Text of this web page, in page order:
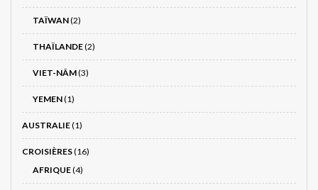
TAÏWAN(2)
THAÏLANDE(2)
VIET-NÂM(3)
YEMEN(1)
AUSTRALIE(1)
CROISIÈRES(16)
AFRIQUE(4)